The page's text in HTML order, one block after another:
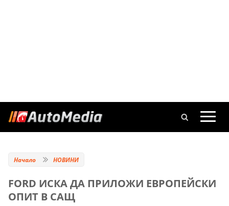
Начало НОВИНИ
FORD ИСКА ДА ПРИЛОЖИ ЕВРОПЕЙСКИ
ОПИТ В САЩ